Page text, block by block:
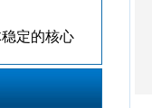
定的核心